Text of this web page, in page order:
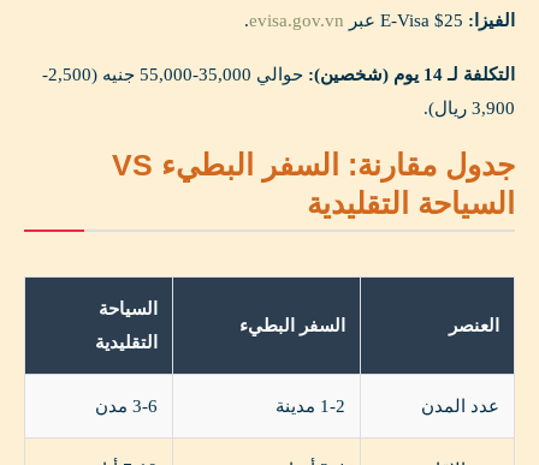
الفيزا: evisa.gov.vn
.
التكلفة لـ 14 يوم (شخصين):
حوالي 35,000-55,000 جنيه (2,500-
3,900 ريال).
جدول مقارنة: السفر البطيء VS
السياحة التقليدية
العنصر السفر البطيء
السياحة
التقليدية
عدد المدن 1-2 مدينة 3-6 مدن